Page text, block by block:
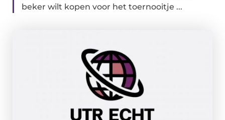
beker wilt kopen voor het toernooitje ...